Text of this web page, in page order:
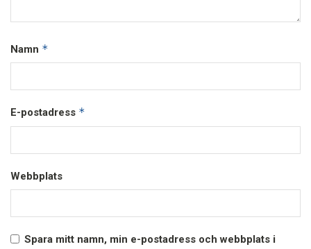
Namn *
E-postadress *
Webbplats
Spara mitt namn, min e-postadress och webbplats i